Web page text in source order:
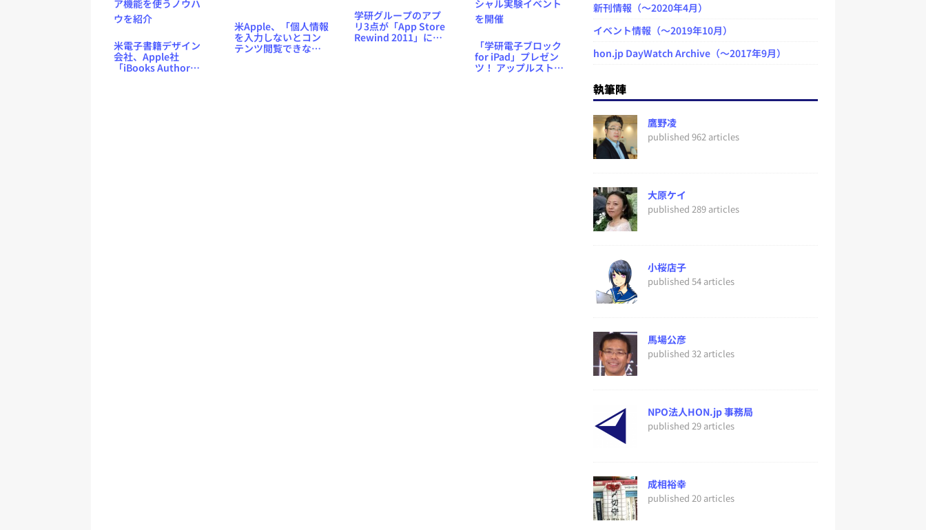
米電子書籍デザイン
会社、Apple社
「iBooks Author
米Apple、「個人情報
を入力しないとコン
テンツ閲覧できな
学研グループのアプ
リ3点が「App Store
Rewind 2011」に選
「学研電子ブロック
for iPad」プレゼン
ツ！ アップルストア
新刊情報（～2020年4月）
イベント情報（～2019年10月）
hon.jp DayWatch Archive（～2017年9月）
執筆陣
鷹野凌
published 962 articles
大原ケイ
published 289 articles
小桜店子
published 54 articles
馬場公彦
published 32 articles
NPO法人HON.jp 事務局
published 29 articles
成相裕幸
published 20 articles